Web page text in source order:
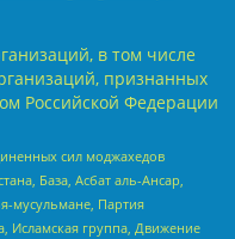
в том числе
признанных
Российской Федерации
сил моджахедов
База, Асбат аль-Ансар,
мусульмане, Партия
Исламская группа, Движение